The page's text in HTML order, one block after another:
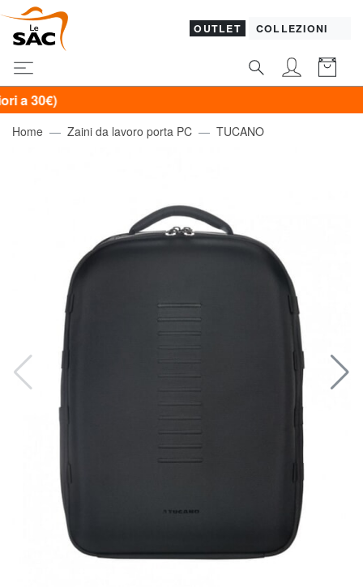
OUTLET COLLEZIONI
Home Zaini da lavoro porta PC TUCANO